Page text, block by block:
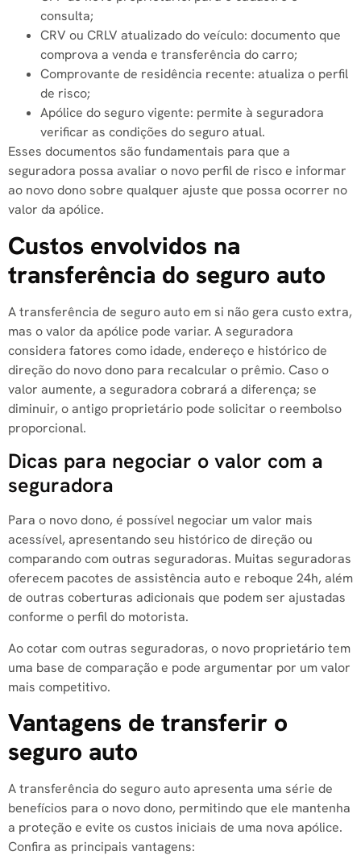
consulta;
CRV ou CRLV atualizado do veículo: documento que
comprova a venda e transferência do carro;
Comprovante de residência recente: atualiza o perfil
de risco;
Apólice do seguro vigente: permite à seguradora
verificar as condições do seguro atual.
Esses documentos são fundamentais para que a
seguradora possa avaliar o novo perfil de risco e informar
ao novo dono sobre qualquer ajuste que possa ocorrer no
valor da apólice.
Custos envolvidos na
transferência do seguro auto
A transferência de seguro auto em si não gera custo extra,
mas o valor da apólice pode variar. A seguradora
considera fatores como idade, endereço e histórico de
direção do novo dono para recalcular o prêmio. Caso o
valor aumente, a seguradora cobrará a diferença; se
diminuir, o antigo proprietário pode solicitar o reembolso
proporcional.
Dicas para negociar o valor com a
seguradora
Para o novo dono, é possível negociar um valor mais
acessível, apresentando seu histórico de direção ou
comparando com outras seguradoras. Muitas seguradoras
oferecem pacotes de assistência auto e reboque 24h, além
de outras coberturas adicionais que podem ser ajustadas
conforme o perfil do motorista.
Ao cotar com outras seguradoras, o novo proprietário tem
uma base de comparação e pode argumentar por um valor
mais competitivo.
Vantagens de transferir o
seguro auto
A transferência do seguro auto apresenta uma série de
benefícios para o novo dono, permitindo que ele mantenha
a proteção e evite os custos iniciais de uma nova apólice.
Confira as principais vantagens: